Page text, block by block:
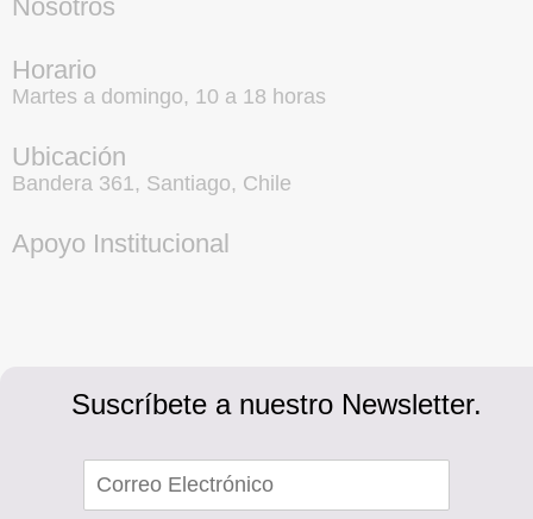
Nosotros
Horario
Martes a domingo, 10 a 18 horas
Ubicación
Bandera 361, Santiago, Chile
Apoyo Institucional
Suscríbete a nuestro Newsletter.